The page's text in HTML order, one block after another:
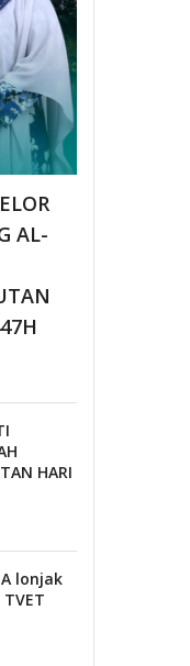
AL-
HARI
lonjak